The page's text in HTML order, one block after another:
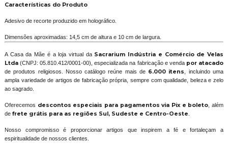
Características do Produto
Adesivo de recorte produzido em holográfico.
Dimensões aproximadas: 14,5 cm de altura e 10 cm de largura.
A Casa da Mãe é a loja virtual daSacrarium Indústria e Comércio de Velas
Ltda(CNPJ: 05.810.412/0001-00), especializada na fabricação e venda por atacado
de produtos religiosos. Nosso catálogo reúne mais de 6.000 itens
, incluindo uma
ampla variedade de artigos de fabricação própria, sempre com qualidade, beleza e zelo
ao sagrado.
Oferecemos descontos especiais para pagamentos via Pix e boleto , além
de frete grátis para as regiões Sul, Sudeste e Centro-Oeste
Nosso compromisso é proporcionar artigos que inspirem a fé e fortaleçam a
espiritualidade de nossos clientes.